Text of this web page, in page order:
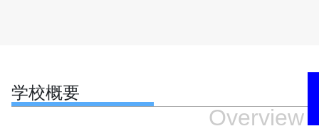
学校概要
Overview